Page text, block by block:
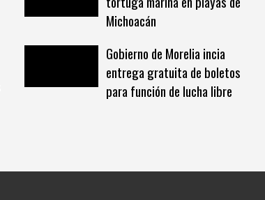
Michoacán
Gobierno de Morelia incia
entrega gratuita de boletos
para función de lucha libre